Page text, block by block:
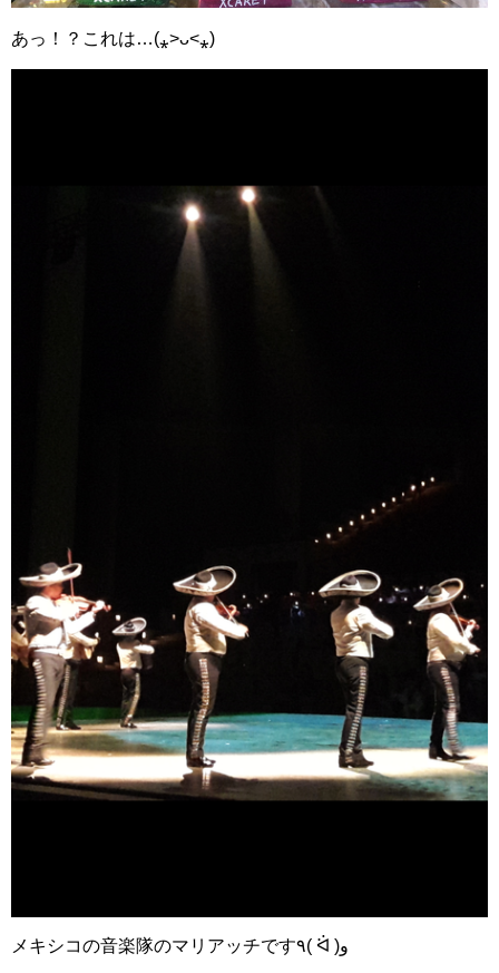
あっ！？これは…(⁎˃ᴗ˂⁎)
メキシコの音楽隊のマリアッチです٩( ᐛ )و